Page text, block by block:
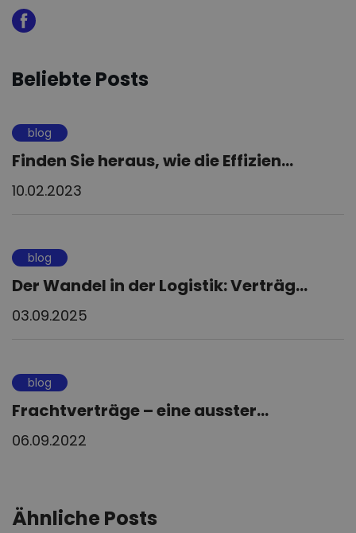
Beliebte Posts
blog
Finden Sie heraus, wie die Effizien...
10.02.2023
blog
Der Wandel in der Logistik: Verträg...
03.09.2025
blog
Frachtverträge – eine ausster...
06.09.2022
Ähnliche Posts